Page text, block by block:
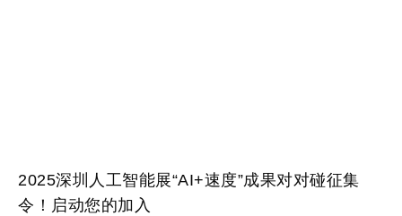
2025深圳人工智能展“AI+速度”成果对对碰征集
令！启动您的加入